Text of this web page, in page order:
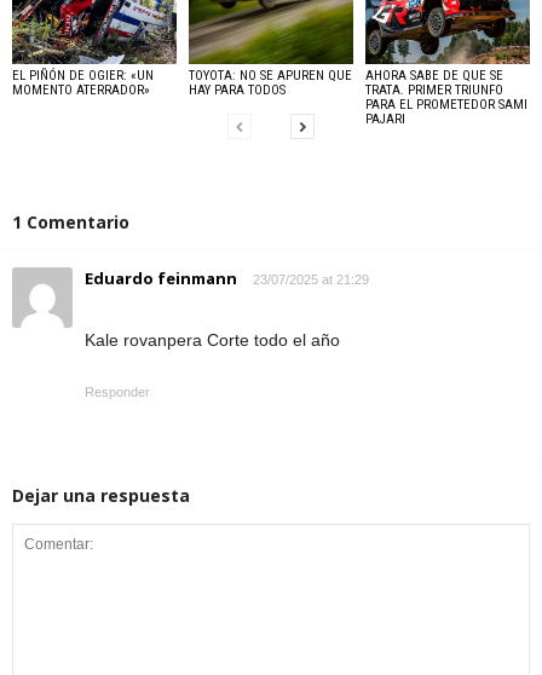
EL PIÑÓN DE OGIER: «UN
MOMENTO ATERRADOR»
TOYOTA: NO SE APUREN QUE
HAY PARA TODOS
AHORA SABE DE QUE SE
TRATA. PRIMER TRIUNFO
PARA EL PROMETEDOR SAMI
PAJARI
1 Comentario
Eduardo feinmann 23/07/2025 at 21:29
Kale rovanpera Corte todo el año
Responder
Dejar una respuesta